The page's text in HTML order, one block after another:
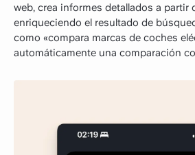
web, crea informes detallados a partir
enriqueciendo el resultado de
como «compara marcas de coches
automáticamente una comparación